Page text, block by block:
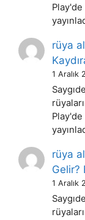
Play'de
rüya
1 Aralık
Play'de
rüya
Gelir?
1 Aralık